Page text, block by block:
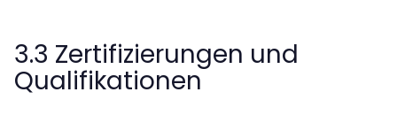
3.3 Zertifizierungen und
Qualifikationen